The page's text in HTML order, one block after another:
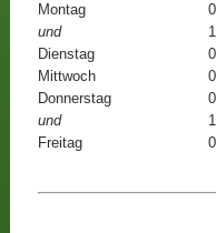
Montag
und
Dienstag
Mittwoch
Donnerstag
und
Freitag